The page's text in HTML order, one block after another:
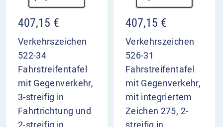
407,15 €
Verkehrszeichen
522-34
Fahrstreifentafel
mit Gegenverkehr,
3-streifig in
Fahrtrichtung und
2-streifig in
407,15 €
Verkehrszeichen
526-31
Fahrstreifentafel
mit Gegenverkehr,
mit integriertem
Zeichen 275, 2-
streifig in